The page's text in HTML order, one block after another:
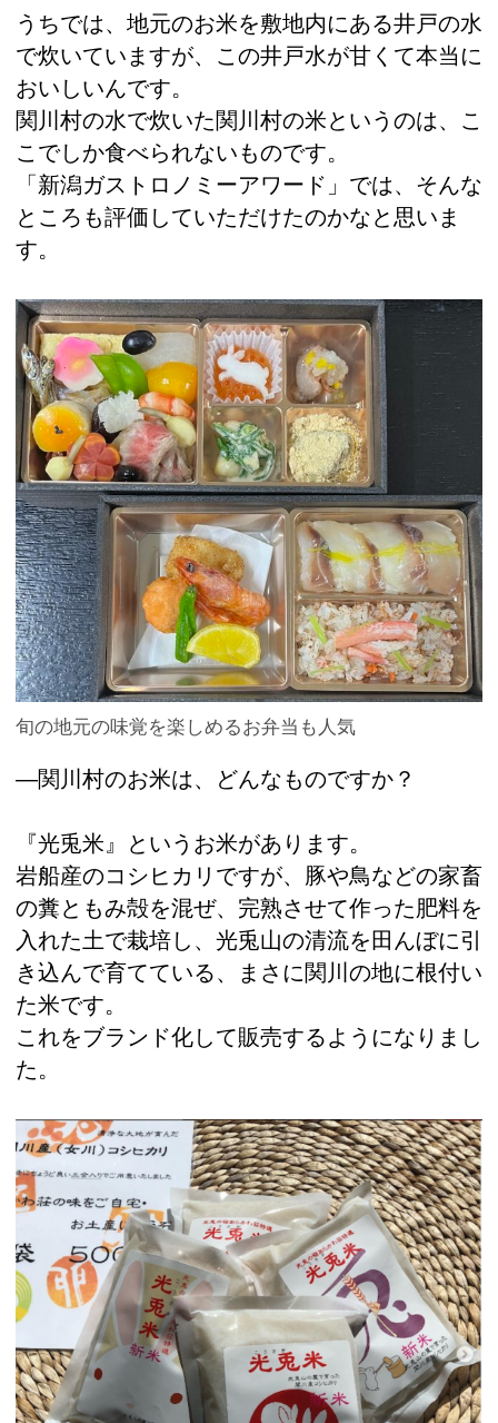
うちでは、地元のお米を敷地内にある井戸の水
で炊いていますが、この井戸水が甘くて本当に
おいしいんです。
関川村の水で炊いた関川村の米というのは、こ
こでしか食べられないものです。
「新潟ガストロノミーアワード」では、そんな
ところも評価していただけたのかなと思いま
す。
旬の地元の味覚を楽しめるお弁当も人気
―関川村のお米は、どんなものですか？
『光兎米』というお米があります。
岩船産のコシヒカリですが、豚や鳥などの家畜
の糞ともみ殻を混ぜ、完熟させて作った肥料を
入れた土で栽培し、光兎山の清流を田んぼに引
き込んで育てている、まさに関川の地に根付い
た米です。
これをブランド化して販売するようになりまし
た。